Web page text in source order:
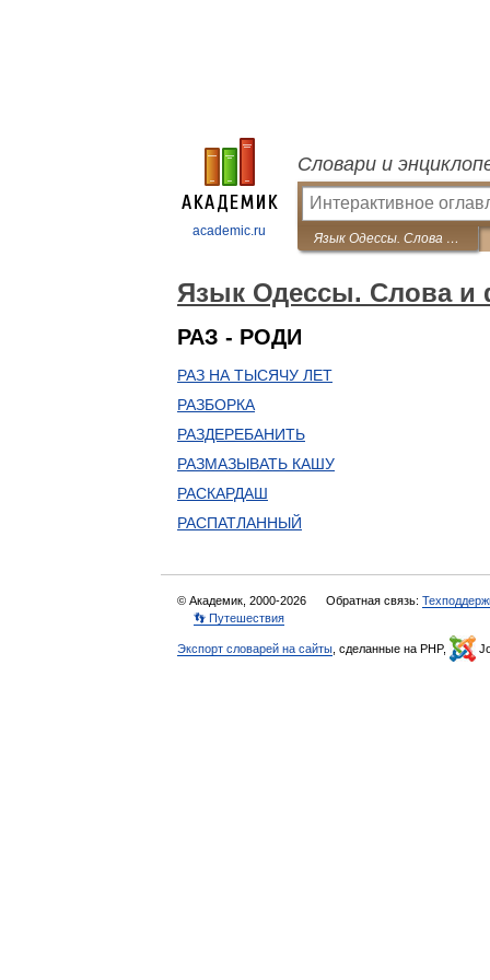
academic.ru
Словари и
Язык Одессы. Слова и фразы
Язык Одессы. Слова и
РАЗ - РОДИ
РАЗ НА ТЫСЯЧУ ЛЕТ
РАЗБОРКА
РАЗДЕРЕБАНИТЬ
РАЗМАЗЫВАТЬ КАШУ
РАСКАРДАШ
РАСПАТЛАННЫЙ
© Академик, 2000-2026 Обратная связь:
👣 Путешествия
Экспорт словарей на сайты , сделанные на PHP,